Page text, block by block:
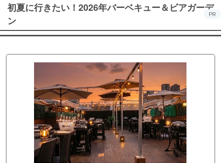
初夏に行きたい！2026年バーベキュー＆ビアガーデ
ン
PR